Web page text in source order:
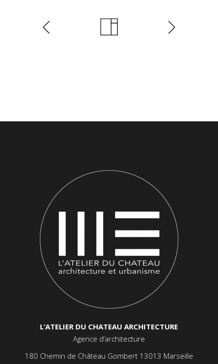
L’ATELIER DU CHATEAU ARCHITECTURE
Agence d’architecture
180 Chemin de Château Gombert 13013 Marseille